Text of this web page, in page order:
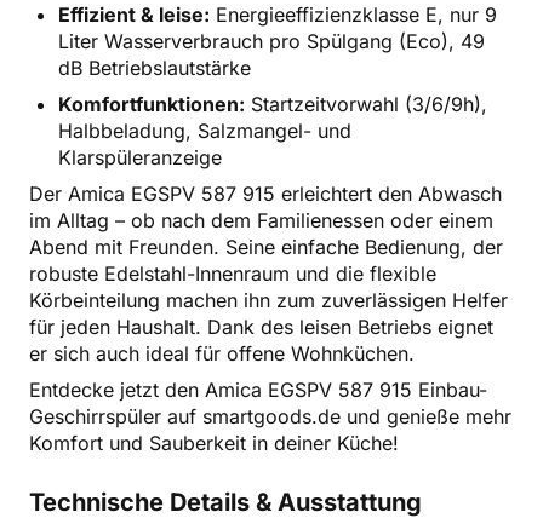
Effizient & leise: Energieeffizienzklasse E, nur 9
Liter Wasserverbrauch pro Spülgang (Eco), 49
dB Betriebslautstärke
Komfortfunktionen: Startzeitvorwahl (3/6/9h),
Halbbeladung, Salzmangel- und
Klarspüleranzeige
Der Amica EGSPV 587 915 erleichtert den Abwasch
im Alltag – ob nach dem Familienessen oder einem
Abend mit Freunden. Seine einfache Bedienung, der
robuste Edelstahl-Innenraum und die flexible
Körbeinteilung machen ihn zum zuverlässigen Helfer
für jeden Haushalt. Dank des leisen Betriebs eignet
er sich auch ideal für offene Wohnküchen.
Entdecke jetzt den Amica EGSPV 587 915 Einbau-
Geschirrspüler auf smartgoods.de und genieße mehr
Komfort und Sauberkeit in deiner Küche!
Technische Details & Ausstattung